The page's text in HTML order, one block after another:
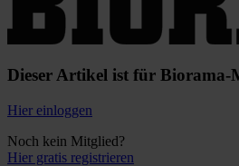
Dieser Artikel ist für
Hier einloggen
Noch kein Mitglied?
Hier gratis registrieren